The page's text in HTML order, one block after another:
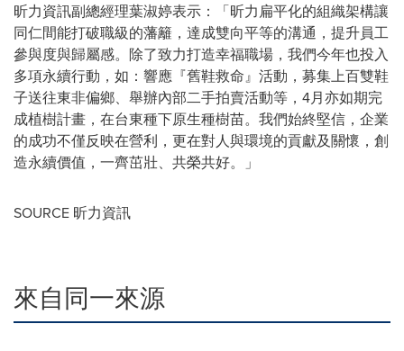
昕力資訊副總經理葉淑婷表示：「昕力扁平化的組織架構讓
同仁間能打破職級的藩籬，達成雙向平等的溝通，提升員工
參與度與歸屬感。除了致力打造幸福職場，我們今年也投入
多項永續行動，如：響應『舊鞋救命』活動，募集上百雙鞋
子送往東非偏鄉、舉辦內部二手拍賣活動等，4月亦如期完
成植樹計畫，在台東種下原生種樹苗。我們始終堅信，企業
的成功不僅反映在營利，更在對人與環境的貢獻及關懷，創
造永續價值，一齊茁壯、共榮共好。」
SOURCE 昕力資訊
來自同一來源